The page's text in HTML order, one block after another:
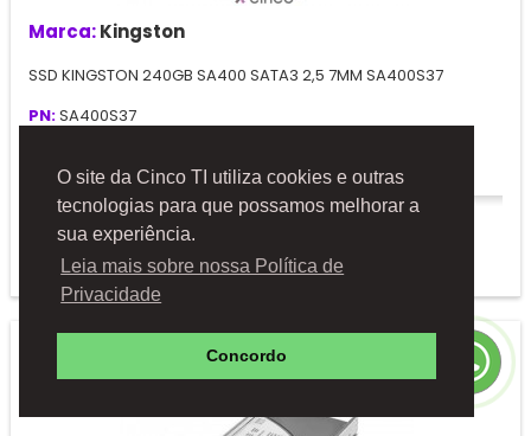
O site da Cinco TI utiliza cookies e outras
tecnologias para que possamos melhorar a
sua experiência.
Leia mais sobre nossa Política de
Privacidade
Concordo
Marca:Kingston
SSD KINGSTON 240GB SA400 SATA3 2,5 7MM SA400S37
PN:SA400S37
Solicitar Orçamento
Adicionar à comparação